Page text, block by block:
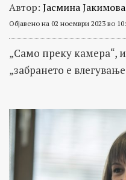
Автор: Јасмина Јакимова
Објавено на 02 ноември 2023 во
„Само преку камера“,
„забрането е